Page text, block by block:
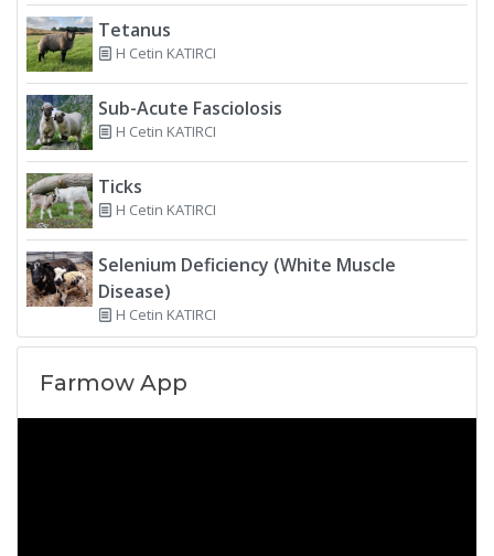
Tetanus
H Cetin KATIRCI
Sub-Acute Fasciolosis
H Cetin KATIRCI
Ticks
H Cetin KATIRCI
Selenium Deficiency (White Muscle
Disease)
H Cetin KATIRCI
Farmow App